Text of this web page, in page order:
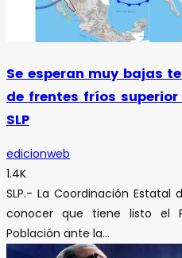
Se esperan muy bajas
de frentes fríos
SLP
edicionweb
1.4K
SLP.- La Coordinación
conocer que tiene listo el
Población ante la...